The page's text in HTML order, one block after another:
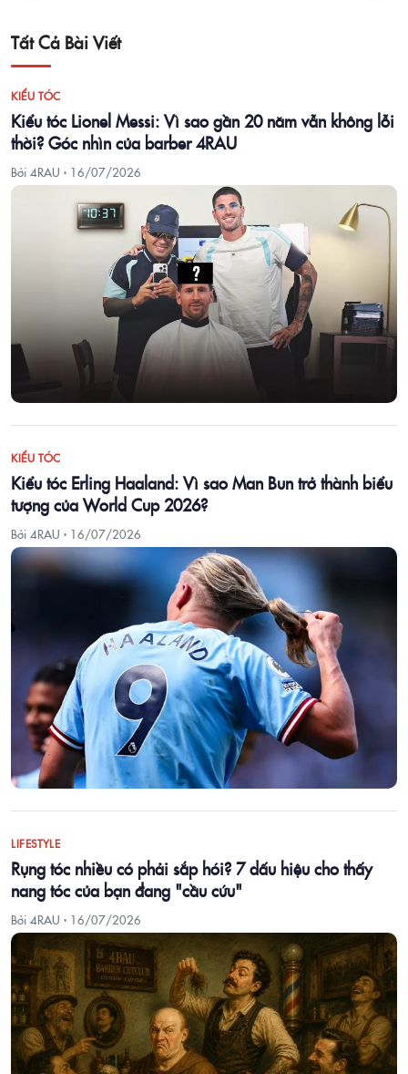
Tất Cả Bài Viết
KIỂU TÓC
Kiểu tóc Lionel Messi: Vì sao gần 20 năm vẫn không lỗi
thời? Góc nhìn của barber 4RAU
Bởi 4RAU · 16/07/2026
KIỂU TÓC
Kiểu tóc Erling Haaland: Vì sao Man Bun trở thành biểu
tượng của World Cup 2026?
Bởi 4RAU · 16/07/2026
LIFESTYLE
Rụng tóc nhiều có phải sắp hói? 7 dấu hiệu cho thấy
nang tóc của bạn đang "cầu cứu"
Bởi 4RAU · 16/07/2026